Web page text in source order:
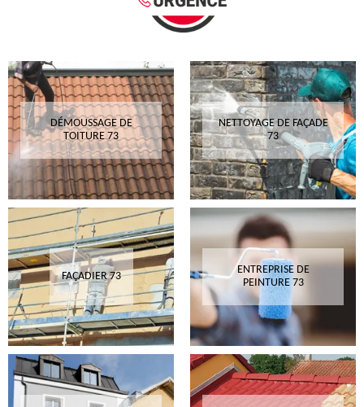
DÉMOUSSAGE DE
TOITURE 73
NETTOYAGE DE FAÇADE
73
FAÇADIER 73
ENTREPRISE DE
PEINTURE 73